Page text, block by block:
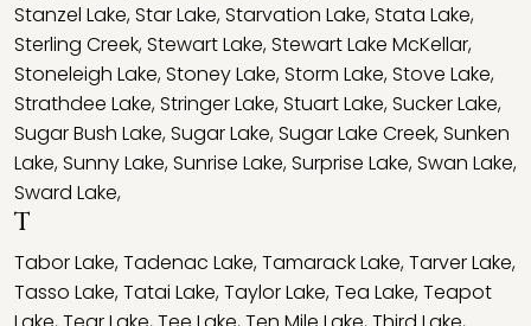
Stanzel Lake,Star Lake,Starvation Lake,Stata Lake,
Sterling Creek,Stewart Lake,Stewart Lake McKellar,
Stoneleigh Lake,Stoney Lake,Storm Lake,Stove Lake,
Strathdee Lake,Stringer Lake,Stuart Lake,Sucker Lake,
Sugar Bush Lake,Sugar Lake,Sugar Lake Creek,Sunken
Lake,Sunny Lake,Sunrise Lake,Surprise Lake,Swan Lake,
Sward Lake,
T
Tabor Lake,Tadenac Lake,Tamarack Lake,Tarver Lake,
Tasso Lake,Tatai Lake,Taylor Lake,Tea Lake,Teapot